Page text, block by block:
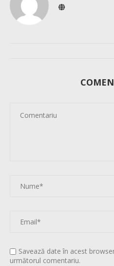
Savează date în acest
următorul comentariu.